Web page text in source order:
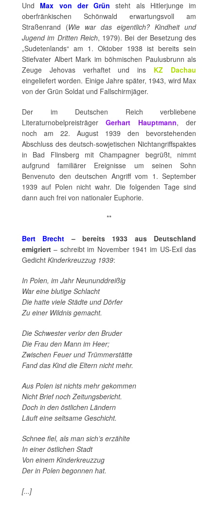
Und Max von der Grün steht als Hitlerjunge im
oberfränkischen Schönwald erwartungsvoll am
Straßenrand (Wie war das eigentlich? Kindheit und
Jugend im Dritten Reich, 1979). Bei der Besetzung des
„Sudetenlands“ am 1. Oktober 1938 ist bereits sein
Stiefvater Albert Mark im böhmischen Paulusbrunn als
Zeuge Jehovas verhaftet und ins KZ Dachau
eingeliefert worden. Einige Jahre später, 1943, wird Max
von der Grün Soldat und Fallschirmjäger.
Der im Deutschen Reich verbliebene
LiteraturnobelpreisträgerGerhart Hauptmann, der
noch am 22. August 1939 den bevorstehenden
Abschluss des deutsch-sowjetischen Nichtangriffspaktes
in Bad Flinsberg mit Champagner begrüßt, nimmt
aufgrund familiärer Ereignisse um seinen Sohn
Benvenuto den deutschen Angriff vom 1. September
1939 auf Polen nicht wahr. Die folgenden Tage sind
dann auch frei von nationaler Euphorie.
**
Bert Brecht – bereits 1933 aus Deutschland
emigriert – schreibt im November 1941 im US-Exil das
Gedicht Kinderkreuzzug 1939:
In Polen, im Jahr Neununddreißig
War eine blutige Schlacht
Die hatte viele Städte und Dörfer
Zu einer Wildnis gemacht.
Die Schwester verlor den Bruder
Die Frau den Mann im Heer;
Zwischen Feuer und Trümmerstätte
Fand das Kind die Eltern nicht mehr.
Aus Polen ist nichts mehr gekommen
Nicht Brief noch Zeitungsbericht.
Doch in den östlichen Ländern
Läuft eine seltsame Geschicht.
Schnee fiel, als man sich’s erzählte
In einer östlichen Stadt
Von einem Kinderkreuzzug
Der in Polen begonnen hat.
[...]